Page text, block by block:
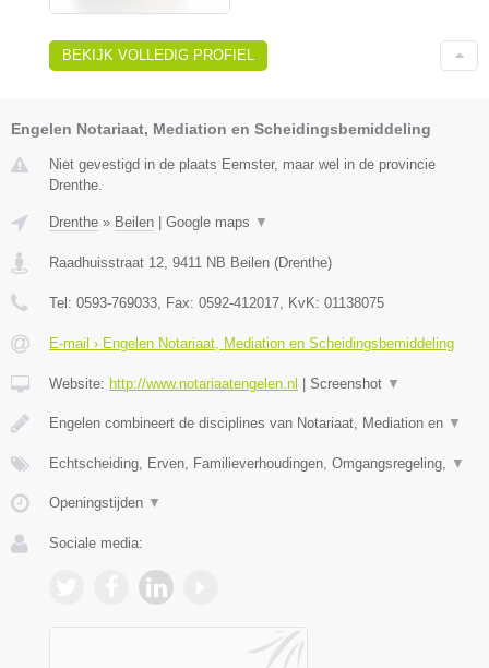
BEKIJK VOLLEDIG PROFIEL
Engelen Notariaat, Mediation en Scheidingsbemiddeling
Niet gevestigd in de plaats Eemster, maar wel in de provincie
Drenthe.
Drenthe » Beilen Google maps ▼
Raadhuisstraat 12, 9411 NB Beilen (Drenthe)
Tel: 0593-769033, Fax: 0592-412017, KvK: 01138075
E-mail › Engelen Notariaat, Mediation en Scheidingsbemiddeling
Website: http://www.notariaatengelen.nl Screenshot ▼
Engelen combineert de disciplines van Notariaat, Mediation en ▼
Echtscheiding, Erven, Familieverhoudingen, Omgangsregeling, ▼
Openingstijden ▼
Sociale media: